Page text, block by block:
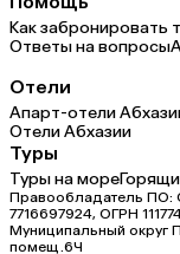
Как забронировать
Ответы на вопросы
Отели
Апарт-отели
Отели Абхазии
Туры
Туры на море
Правообладатель ПО:
7716697924, ОГРН
Муниципальный округ
помещ.6Ч